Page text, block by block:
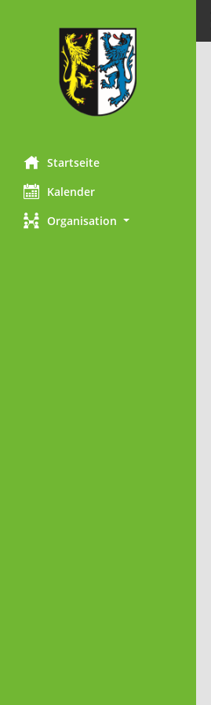
Startseite
Kalender
Organisation